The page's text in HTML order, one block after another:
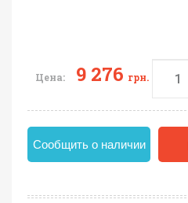
Цена: 9 276 грн.
Сообщить о наличии